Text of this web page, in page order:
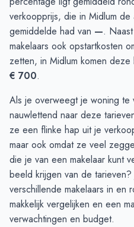
verkoopprijs, die in Midlum
gemiddelde had van —.
makelaars ook opstartkosten
zetten, in Midlum komen
€ 700.
Als je overweegt je woning te
nauwlettend naar deze
ze een flinke hap uit je
maar ook omdat ze veel
die je van een makelaar kunt
beeld krijgen van de tarieven?
verschillende makelaars in en
makkelijk vergelijken en een
verwachtingen en budget.